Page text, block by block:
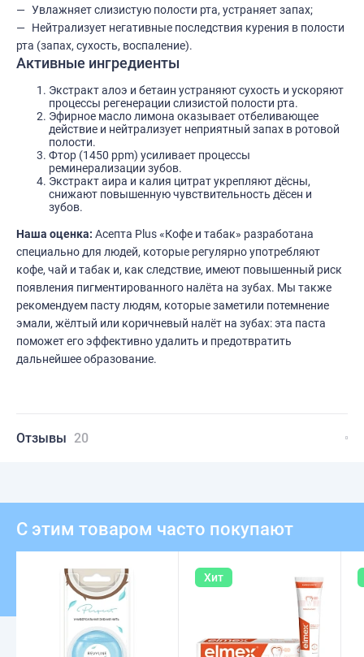
Увлажняет слизистую полости рта, устраняет запах;
Нейтрализует негативные последствия курения в полости
рта (запах, сухость, воспаление).
Активные ингредиенты
Экстракт алоэ и бетаин устраняют сухость и ускоряют
процессы регенерации слизистой полости рта.
Эфирное масло лимона оказывает отбеливающее
действие и нейтрализует неприятный запах в ротовой
полости.
Фтор (1450 ppm) усиливает процессы
реминерализации зубов.
Экстракт аира и калия цитрат укрепляют дёсны,
снижают повышенную чувствительность дёсен и
зубов.
Наша оценка: Асепта Plus «Кофе и табак» разработана
специально для людей, которые регулярно употребляют
кофе, чай и табак и, как следствие, имеют повышенный риск
появления пигментированного налёта на зубах. Мы также
рекомендуем пасту людям, которые заметили потемнение
эмали, жёлтый или коричневый налёт на зубах: эта паста
поможет его эффективно удалить и предотвратить
дальнейшее образование.
Отзывы 20
С этим товаром часто покупают
Хит